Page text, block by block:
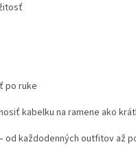
po ruke
kabelku na ramene ako
každodenných outfitov až